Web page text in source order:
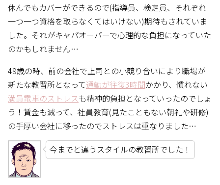
休んでもカバーができるので(指導員、検定員、それぞれ
一つ一つ資格を取らなくてはいけない)期待もされていま
した。それがキャパオーバーで心理的な負担になっていた
のかもしれません…
49歳の時、前の会社で上司との小競り合いにより職場が
新たな教習所となって通勤が往復3時間かかり、慣れない
満員電車のストレス も精神的負担となっていったのでしょ
う！賃金も減って、社員教育(見たこともない朝礼や研修)
の手厚い会社に移ったのでストレスは重なりました…
今までと違うスタイルの教習所でした！